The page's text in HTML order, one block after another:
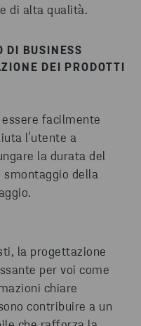
di alta qualità.
DI BUSINESS
DEI PRODOTTI
facilmente
l'utente a
la durata del
della
la progettazione
per voi come
chiare
contribuire a un